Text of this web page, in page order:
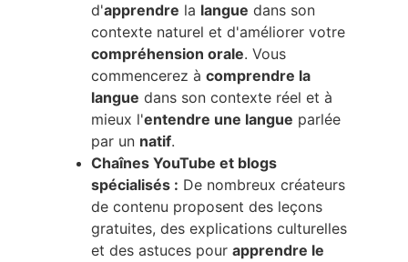
d'apprendre la langue dans son
contexte naturel et d'améliorer votre
compréhension orale. Vous
commencerez à comprendre la
langue dans son contexte réel et à
mieux l'entendre une langue parlée
par un natif.
Chaînes YouTube et blogs
spécialisés : De nombreux créateurs
de contenu proposent des leçons
gratuites, des explications culturelles
et des astuces pour apprendre le